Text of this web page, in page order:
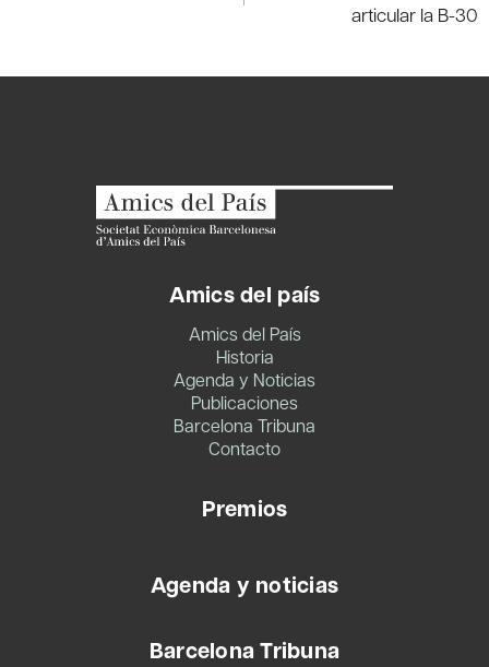
articular la B-30
Amics del país
Amics del País
Historia
Agenda y Noticias
Publicaciones
Barcelona Tribuna
Contacto
Premios
Agenda y noticias
Barcelona Tribuna